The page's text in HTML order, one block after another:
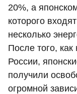
20%, а
которого
несколько
После того,
России,
получили
огромной